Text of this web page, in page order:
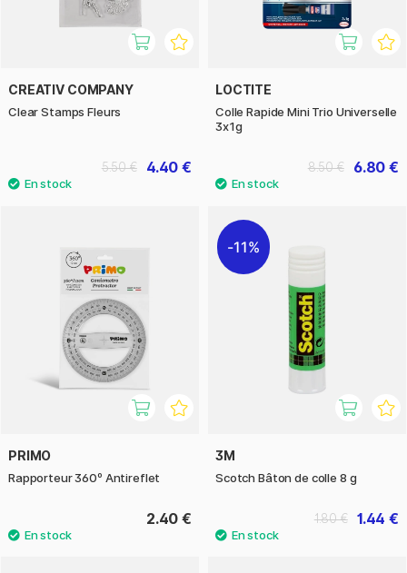
CREATIV COMPANY
Clear Stamps Fleurs
4.40 €
5.50 €
LOCTITE
Colle Rapide Mini Trio Universelle
3x1g
6.80 €
8.50 €
PRIMO
Rapporteur 360º Antireflet
2.40 €
11%
3M
Scotch Bâton de colle 8 g
1.44 €
1.80 €